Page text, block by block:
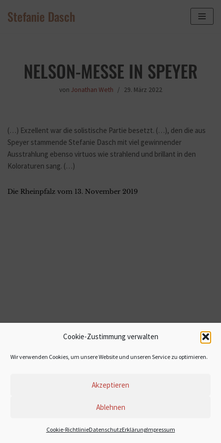
Cookie-Zustimmung verwalten
Wir verwenden Cookies, um unsere Website und unseren Service zu optimieren.
Akzeptieren
Ablehnen
Cookie-RichtlinieDatenschutzErklärungImpressum
Stefanie Dasch
NELSON-MESSE IN SPEYER
von Jonathan Weth 29. März 2022
(…) Exzellent war die solistische Partie besetzt. (…), den die aus
Speyer stammende Stefanie Dasch mit viel gewinnender
Ausstrahlung ebenso virtuos wie strahlend und brillant in den
Koloraturen sang. (…)
Die Rheinpfalz vom 13. November 2019
© 2022 Stefanie Dasch
Impressum Datenschutzerklärung Cookie-Richtlinie (EU)